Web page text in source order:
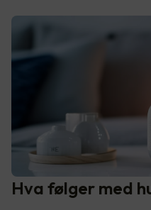
Hva følger med